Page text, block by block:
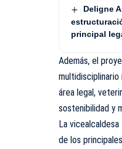
Deligne
principal
Además, el
área legal,
sostenibilidad y
La
de los